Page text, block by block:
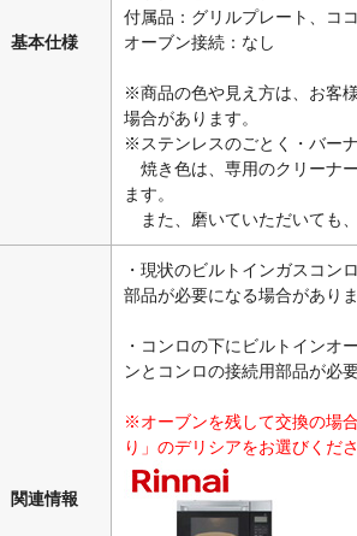
基本仕様
付属品：グリルプレート、コ
オーブン接続：なし
※商品の色や見え方は、お客
場合があります。
※ステンレスのごとく・バー
焼き色は、専用のクリーナ
ます。
また、磨いていただいても
関連情報
・現状のビルトインガスコン
部品が必要になる場合がありま
・コンロの下にビルトインオ
ンとコンロの接続用部品が必
※オーブンを残して交換の場
り」のデリシアをお選びくださ